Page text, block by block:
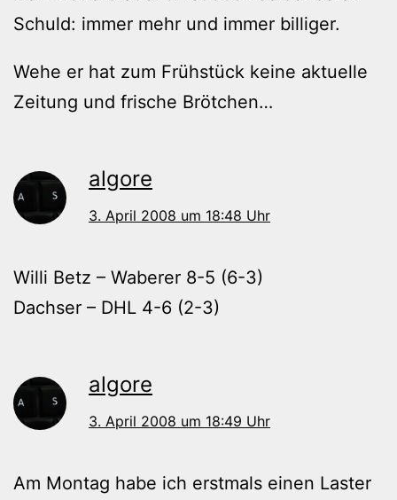
Schuld: immer mehr und immer billiger.
Wehe er hat zum Frühstück keine aktuelle
Zeitung und frische Brötchen…
algore
3. April 2008 um 18:48 Uhr
Willi Betz – Waberer 8-5 (6-3)
Dachser – DHL 4-6 (2-3)
algore
3. April 2008 um 18:49 Uhr
Am Montag habe ich erstmals einen Laster